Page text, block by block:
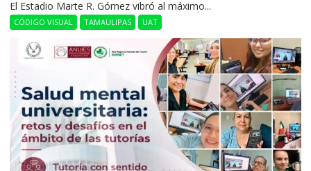
El Estadio Marte R. Gómez vibró al máximo...
CÓDIGO VISUAL TAMAULIPAS UAT